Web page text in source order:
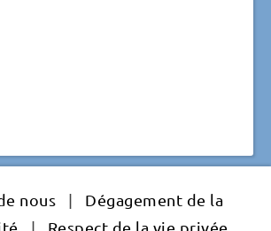
nous |
Dégagement de la
| Respect de la vie privée